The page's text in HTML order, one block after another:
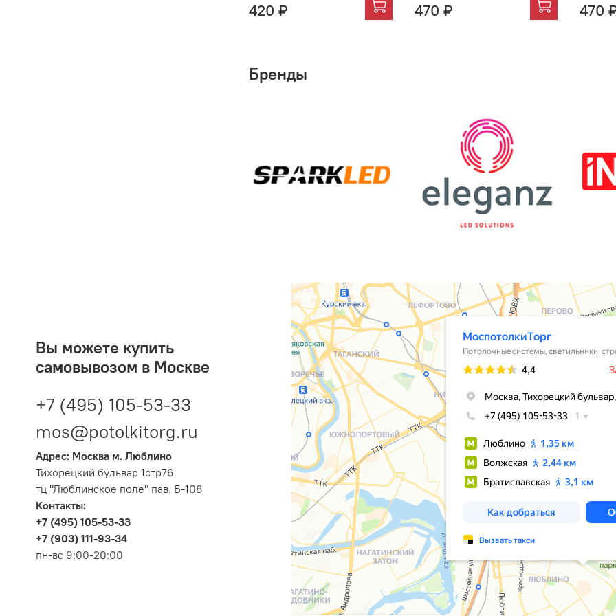
420 ₽ 470 ₽ 470
Бренды
Вы можете купить
самовывозом в Москве
+7 (495) 105-53-33
mos@potolkitorg.ru
Адрес: Москва м. Люблино
Тихорецкий бульвар 1стр76
тц "Люблинское поле" пав. Б-108
Контакты:
+7 (495) 105-53-33
+7 (903) 111-93-34
пн-вс 9:00-20:00